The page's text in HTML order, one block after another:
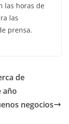
las horas de
las
prensa.
de
año
negocios